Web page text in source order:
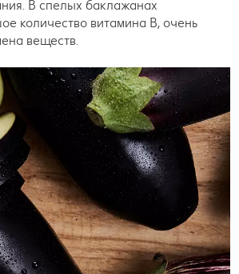
В спелых баклажанах
количество витамина B, очень
веществ.